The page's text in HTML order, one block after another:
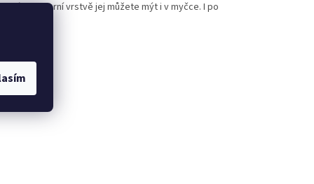
polymerní vrstvě jej můžete mýt i v myčce. I po